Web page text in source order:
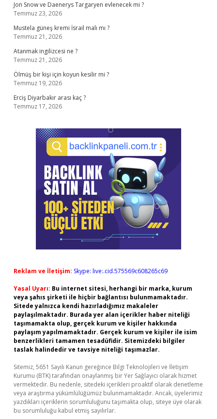
Jon Snow ve Daenerys Targaryen evlenecek mi ?
Temmuz 23, 2026
Mustela güneş kremi İsrail malı mı ?
Temmuz 21, 2026
Atanmak ingilizcesi ne ?
Temmuz 21, 2026
Ölmüş bir kişi için koyun kesilir mi ?
Temmuz 19, 2026
Erciş Diyarbakır arası kaç ?
Temmuz 17, 2026
Reklam ve İletişim: Skype: live:.cid.575569c608265c69
Yasal Uyarı: Bu internet sitesi, herhangi bir marka, kurum
veya şahıs şirketi ile hiçbir bağlantısı bulunmamaktadır.
Sitede yalnızca kendi hazırladığımız makaleler
paylaşılmaktadır. Burada yer alan içerikler haber niteliği
taşımamakta olup, gerçek kurum ve kişiler hakkında
paylaşım yapılmamaktadır. Gerçek kurum ve kişiler ile isim
benzerlikleri tamamen tesadüfidir. Sitemizdeki bilgiler
taslak halindedir ve tavsiye niteliği taşımazlar.
Sitemiz, 5651 Sayılı Kanun gereğince Bilgi Teknolojileri ve İletişim
Kurumu (BTK) tarafından onaylanmış bir Yer Sağlayıcı olarak hizmet
vermektedir. Bu nedenle, sitedeki içerikleri proaktif olarak denetleme
veya araştırma yükümlülüğümüz bulunmamaktadır. Ancak, üyelerimiz
yazdıkları içeriklerin sorumluluğunu taşımakta olup, siteye üye olarak
bu sorumluluğu kabul etmiş sayılırlar.